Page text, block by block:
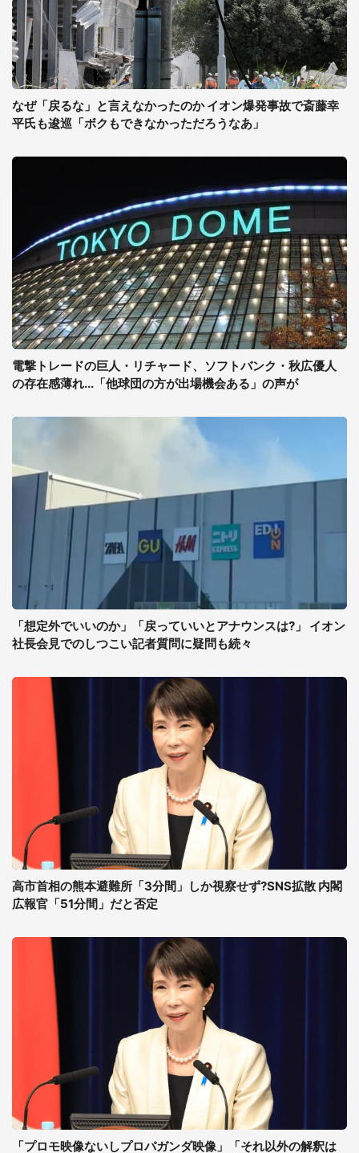
なぜ「戻るな」と言えなかったのか イオン爆発事故で斎藤幸
平氏も逡巡「ボクもできなかっただろうなあ」
電撃トレードの巨人・リチャード、ソフトバンク・秋広優人
の存在感薄れ...「他球団の方が出場機会ある」の声が
「想定外でいいのか」「戻っていいとアナウンスは?」 イオン
社長会見でのしつこい記者質問に疑問も続々
高市首相の熊本避難所「3分間」しか視察せず?SNS拡散 内閣
広報官「51分間」だと否定
「プロモ映像ないしプロパガンダ映像」「それ以外の解釈は